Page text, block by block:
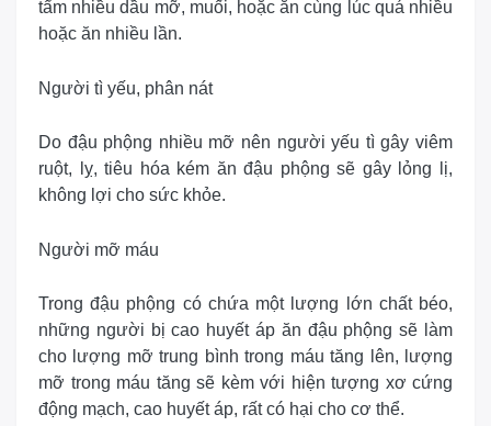
tẩm nhiều dầu mỡ, muối, hoặc ăn cùng lúc quá nhiều
hoặc ăn nhiều lần.
Người tì yếu, phân nát
Do đậu phộng nhiều mỡ nên người yếu tì gây viêm
ruột, lỵ, tiêu hóa kém ăn đậu phộng sẽ gây lỏng lị,
không lợi cho sức khỏe.
Người mỡ máu
Trong đậu phộng có chứa một lượng lớn chất béo,
những người bị cao huyết áp ăn đậu phộng sẽ làm
cho lượng mỡ trung bình trong máu tăng lên, lượng
mỡ trong máu tăng sẽ kèm với hiện tượng xơ cứng
động mạch, cao huyết áp, rất có hại cho cơ thể.